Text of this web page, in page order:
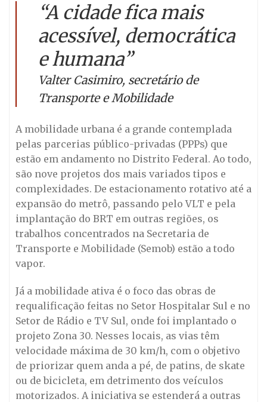
“A cidade fica mais
acessível, democrática
e humana”
Valter Casimiro, secretário de
Transporte e Mobilidade
A mobilidade urbana é a grande contemplada
pelas parcerias público-privadas (PPPs) que
estão em andamento no Distrito Federal. Ao todo,
são nove projetos dos mais variados tipos e
complexidades. De estacionamento rotativo até a
expansão do metrô, passando pelo VLT e pela
implantação do BRT em outras regiões, os
trabalhos concentrados na Secretaria de
Transporte e Mobilidade (Semob) estão a todo
vapor.
Já a mobilidade ativa é o foco das obras de
requalificação feitas no Setor Hospitalar Sul e no
Setor de Rádio e TV Sul, onde foi implantado o
projeto Zona 30. Nesses locais, as vias têm
velocidade máxima de 30 km/h, com o objetivo
de priorizar quem anda a pé, de patins, de skate
ou de bicicleta, em detrimento dos veículos
motorizados. A iniciativa se estenderá a outras